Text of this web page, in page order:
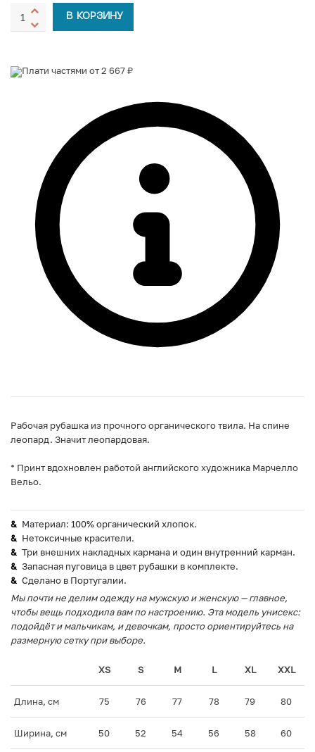
В КОРЗИНУ
Плати частями от 2 667 ₽
Рабочая рубашка из прочного органического твила. На спине
леопард. Значит леопардовая.
* Принт вдохновлен работой английского художника Марчелло
Вельо.
Материал: 100% органический хлопок.
Нетоксичные красители.
Три внешних накладных кармана и один внутренний карман.
Запасная пуговица в цвет рубашки в комплекте.
Сделано в Португалии.
Мы почти не делим одежду на мужскую и женскую — главное,
чтобы вещь подходила вам по настроению. Эта модель унисекс:
подойдёт и мальчикам, и девочкам, просто ориентируйтесь на
размерную сетку при выборе.
XS S M L XL XXL
Длина, см 75 76 77 78 79 80
Ширина, см 50 52 54 56 58 60